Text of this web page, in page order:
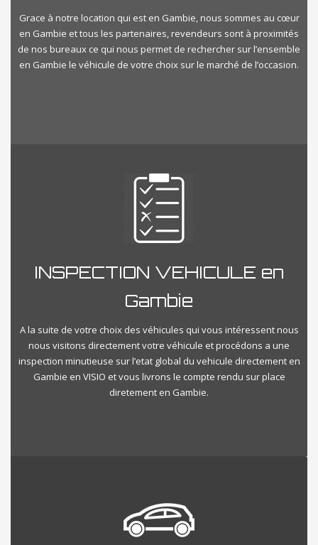
Grace à notre location qui est en Gambie, nous sommes au cœur
en Gambie et tous les partenaires, revendeurs sont à proximités
de nos bureaux ce qui nous permet de rechercher sur l’ensemble
en Gambie le véhicule de votre choix sur le marché de l’occasion.
INSPECTION VEHICULE en
Gambie
A la suite de votre choix des véhicules qui vous intéressent nous
nous visitons directement votre véhicule et procédons a une
inspection minutieuse sur l’etat global du vehicule directement en
Gambie en VISIO et vous livrons le compte rendu sur place
diretement en Gambie.